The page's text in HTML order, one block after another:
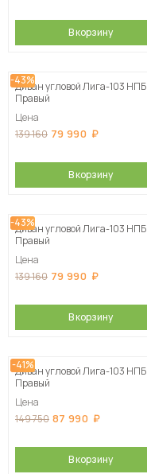
В корзину
-43%
Диван угловой Лига-103 НПБ
Правый
Цена
139 160 79 990
В корзину
-43%
Диван угловой Лига-103 НПБ
Правый
Цена
139 160 79 990
В корзину
-41%
Диван угловой Лига-103 НПБ
Правый
Цена
149 750 87 990
В корзину